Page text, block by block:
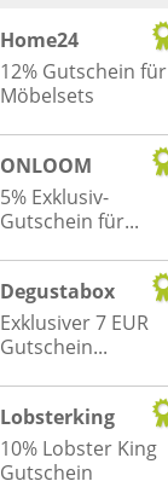
Home24
12% Gutschein für
Möbelsets
ONLOOM
5% Exklusiv-
Gutschein für...
Degustabox
Exklusiver 7 EUR
Gutschein...
Lobsterking
10% Lobster King
Gutschein